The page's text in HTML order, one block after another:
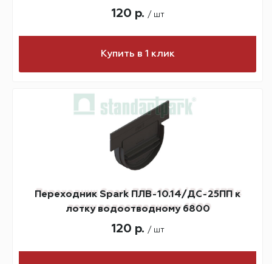
120 р. / шт
Купить в 1 клик
Переходник Spark ПЛВ-10.14/ДС-25ПП к
лотку водоотводному 6800
120 р. / шт